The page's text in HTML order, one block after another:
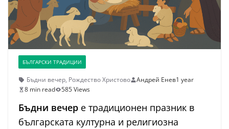
БЪЛГАРСКИ ТРАДИЦИИ
Бъдни вечер, Рождество Христово Андрей Енев1 year
8 min read
585 Views
Бъдни вечер е традиционен празник в
българската културна и религиозна